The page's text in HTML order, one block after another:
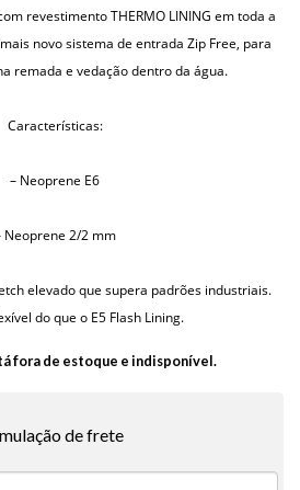
revestimento THERMO LINING em toda a
novo sistema de entrada Zip Free, para
remada e vedação dentro da água.
Características:
– Neoprene E6
Neoprene 2/2 mm
elevado que supera padrões industriais.
do que o E5 Flash Lining.
fora de estoque e indisponível.
de frete